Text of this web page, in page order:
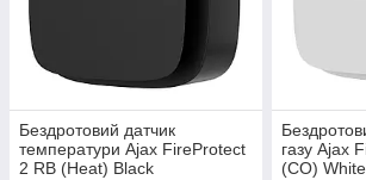
Бездротовий датчик
температури Ajax FireProtect
2 RB (Heat) Black
газу Ajax
(CO) White